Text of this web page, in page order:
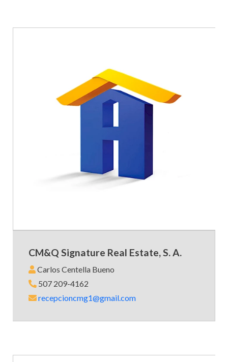
CM&Q Signature Real Estate, S. A.
Carlos Centella Bueno
507 209-4162
recepcioncmg1@gmail.com